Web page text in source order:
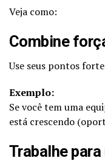
Veja como:
Combine
Use seus pontos
Exemplo:
Se você tem uma
está crescendo
Trabalhe